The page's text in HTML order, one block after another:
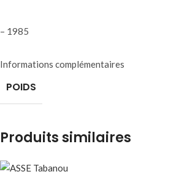
– 1985
Informations complémentaires
POIDS
Produits similaires